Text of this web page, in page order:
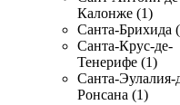
Калонже (1)
Санта-Брихида
Санта-Крус-де-
Тенерифе (1)
Санта-Эулалия-
Ронсана (1)